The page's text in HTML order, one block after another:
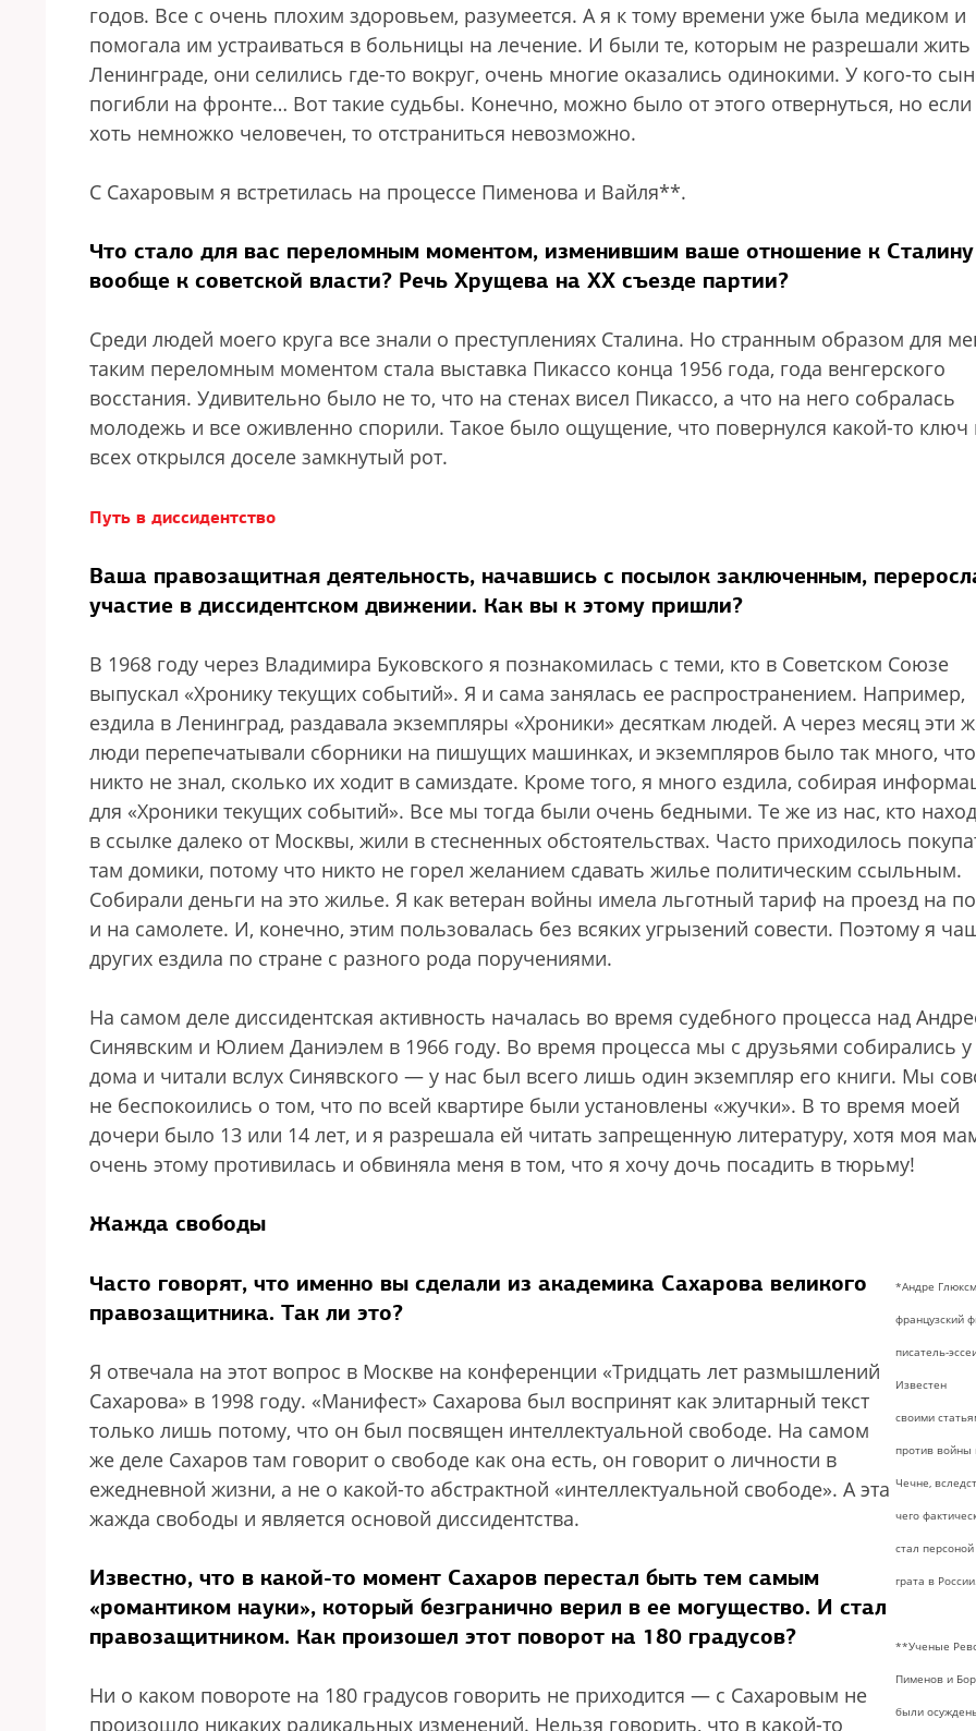
годов. Все с очень плохим здоровьем, разумеется. А я к тому времени уже была медиком и
помогала им устраиваться в больницы на лечение. И были те, которым не разрешали жить
Ленинграде, они селились где-то вокруг, очень многие оказались одинокими. У кого-то
погибли на фронте… Вот такие судьбы. Конечно, можно было от этого отвернуться, но
хоть немножко человечен, то отстраниться невозможно.
С Сахаровым я встретилась на процессе Пименова и Вайля**.
Что стало для вас переломным моментом, изменившим ваше отношение к
вообще к советской власти? Речь Хрущева на XX съезде партии?
Среди людей моего круга все знали о преступлениях Сталина. Но странным образом для
таким переломным моментом стала выставка Пикассо конца 1956 года, года венгерского
восстания. Удивительно было не то, что на стенах висел Пикассо, а что на него собралась
молодежь и все оживленно спорили. Такое было ощущение, что повернулся какой-то ключ
всех открылся доселе замкнутый рот.
Путь в диссидентство
Ваша правозащитная деятельность, начавшись с посылок заключенным,
участие в диссидентском движении. Как вы к этому пришли?
В 1968 году через Владимира Буковского я познакомилась с теми, кто в Советском Союзе
выпускал «Хронику текущих событий». Я и сама занялась ее распространением. Например,
ездила в Ленинград, раздавала экземпляры «Хроники» десяткам людей. А через месяц эти
люди перепечатывали сборники на пишущих машинках, и экземпляров было так много, что
никто не знал, сколько их ходит в самиздате. Кроме того, я много ездила, собирая
для «Хроники текущих событий». Все мы тогда были очень бедными. Те же из нас, кто
в ссылке далеко от Москвы, жили в стесненных обстоятельствах. Часто приходилось
там домики, потому что никто не горел желанием сдавать жилье политическим ссыльным.
Собирали деньги на это жилье. Я как ветеран войны имела льготный тариф на проезд на
и на самолете. И, конечно, этим пользовалась без всяких угрызений совести. Поэтому я
других ездила по стране с разного рода поручениями.
На самом деле диссидентская активность началась во время судебного процесса над
Синявским и Юлием Даниэлем в 1966 году. Во время процесса мы с друзьями собирались
дома и читали вслух Синявского — у нас был всего лишь один экземпляр его книги. Мы
не беспокоились о том, что по всей квартире были установлены «жучки». В то время моей
дочери было 13 или 14 лет, и я разрешала ей читать запрещенную литературу, хотя моя
очень этому противилась и обвиняла меня в том, что я хочу дочь посадить в тюрьму!
Жажда свободы
*Андре
французский
писатель-
Известен
своими
против войны
Чечне,
чего
стал
грата в России.
**Ученые
Пименов и
были
Часто говорят, что именно вы сделали из академика Сахарова великого
правозащитника. Так ли это?
Я отвечала на этот вопрос в Москве на конференции «Тридцать лет размышлений
Сахарова» в 1998 году. «Манифест» Сахарова был воспринят как элитарный текст
только лишь потому, что он был посвящен интеллектуальной свободе. На самом
же деле Сахаров там говорит о свободе как она есть, он говорит о личности в
ежедневной жизни, а не о какой-то абстрактной «интеллектуальной свободе». А эта
жажда свободы и является основой диссидентства.
Известно, что в какой-то момент Сахаров перестал быть тем самым
«романтиком науки», который безгранично верил в ее могущество. И стал
правозащитником. Как произошел этот поворот на 180 градусов?
Ни о каком повороте на 180 градусов говорить не приходится — с Сахаровым не
произошло никаких радикальных изменений. Нельзя говорить, что в какой-то